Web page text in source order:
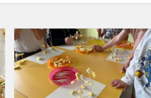
Paimk
mane,
kaip
neregį
už
rankos...